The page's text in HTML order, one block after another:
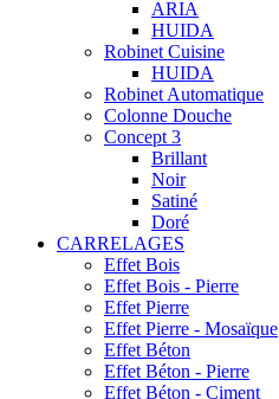
ARIA
HUIDA
Robinet Cuisine
HUIDA
Robinet Automatique
Colonne Douche
Concept 3
Brillant
Noir
Satiné
Doré
CARRELAGES
Effet Bois
Effet Bois - Pierre
Effet Pierre
Effet Pierre - Mosaïque
Effet Béton
Effet Béton - Pierre
Effet Béton - Ciment